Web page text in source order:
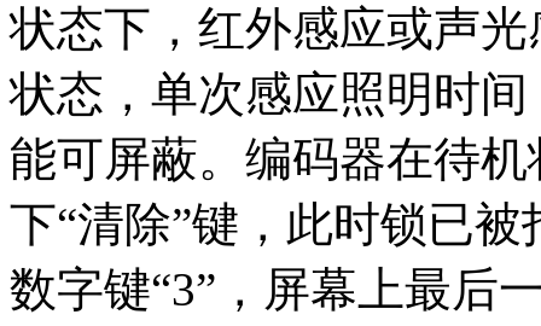
状态下，红外感应或声
状态，单次感应照明时
能可屏蔽。编码器在待
下“清除”键，此时锁已
数字键“3”，屏幕上最后